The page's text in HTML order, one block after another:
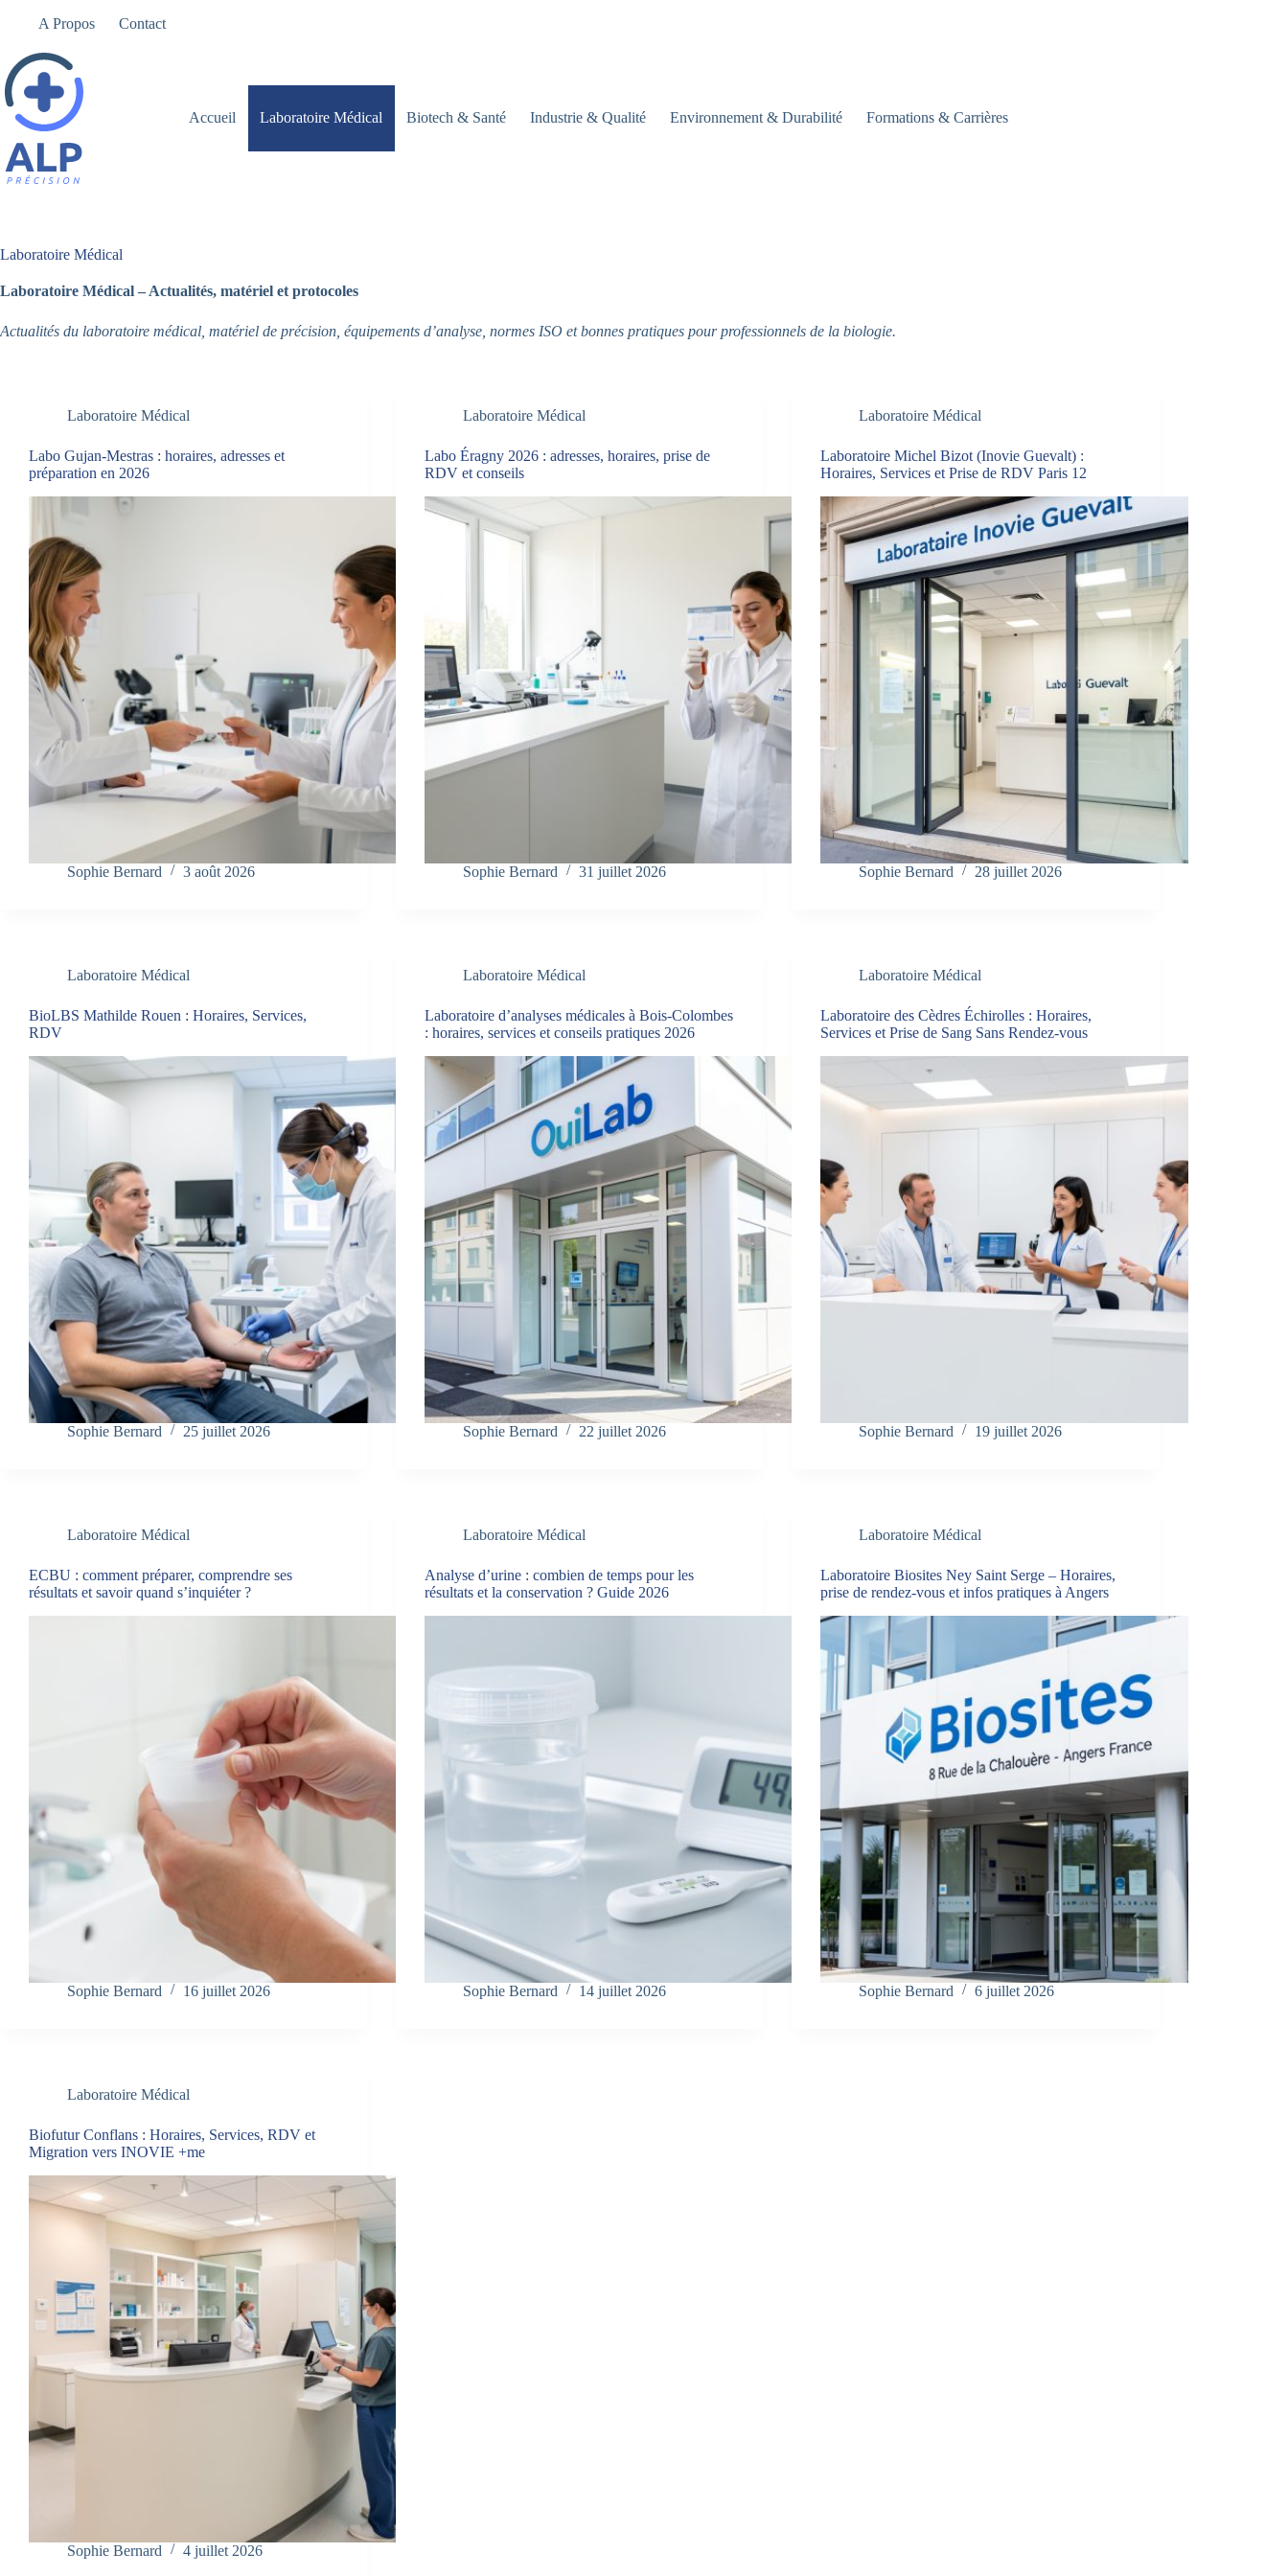
A Propos Contact
Accueil Laboratoire Médical Biotech & Santé Industrie & Qualité Environnement & Durabilité Formations & Carrières
Laboratoire Médical
Laboratoire Médical – Actualités, matériel et protocoles
Actualités du laboratoire médical, matériel de précision, équipements d’analyse, normes ISO et bonnes pratiques pour professionnels de la biologie.
Laboratoire Médical
Labo Gujan-Mestras : horaires, adresses et
préparation en 2026
Sophie Bernard 3 août 2026
Laboratoire Médical
Labo Éragny 2026 : adresses, horaires, prise de
RDV et conseils
Sophie Bernard 31 juillet 2026
Laboratoire Médical
Laboratoire Michel Bizot (Inovie Guevalt) :
Horaires, Services et Prise de RDV Paris 12
Sophie Bernard 28 juillet 2026
Laboratoire Médical
BioLBS Mathilde Rouen : Horaires, Services,
RDV
Sophie Bernard 25 juillet 2026
Laboratoire Médical
Laboratoire d’analyses médicales à Bois-Colombes
: horaires, services et conseils pratiques 2026
Sophie Bernard 22 juillet 2026
Laboratoire Médical
Laboratoire des Cèdres Échirolles : Horaires,
Services et Prise de Sang Sans Rendez-vous
Sophie Bernard 19 juillet 2026
Laboratoire Médical
ECBU : comment préparer, comprendre ses
résultats et savoir quand s’inquiéter ?
Sophie Bernard 16 juillet 2026
Laboratoire Médical
Analyse d’urine : combien de temps pour les
résultats et la conservation ? Guide 2026
Sophie Bernard 14 juillet 2026
Laboratoire Médical
Laboratoire Biosites Ney Saint Serge – Horaires,
prise de rendez-vous et infos pratiques à Angers
Sophie Bernard 6 juillet 2026
Laboratoire Médical
Biofutur Conflans : Horaires, Services, RDV et
Migration vers INOVIE +me
Sophie Bernard 4 juillet 2026